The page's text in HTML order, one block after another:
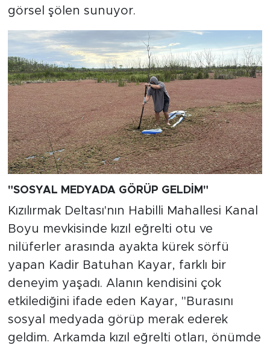
görsel şölen sunuyor.
"SOSYAL MEDYADA GÖRÜP GELDİM"
Kızılırmak Deltası'nın Habilli Mahallesi Kanal
Boyu mevkisinde kızıl eğrelti otu ve
nilüferler arasında ayakta kürek sörfü
yapan Kadir Batuhan Kayar, farklı bir
deneyim yaşadı. Alanın kendisini çok
etkilediğini ifade eden Kayar, "Burasını
sosyal medyada görüp merak ederek
geldim. Arkamda kızıl eğrelti otları, önümde